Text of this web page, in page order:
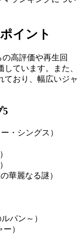
イント
高評価や再生回
ています。また、
ており、幅広いジャ
5
・シングス）
華麗なる謎）
パン～）
）